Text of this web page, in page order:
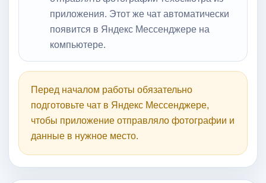
приложения. Этот же чат автоматически
появится в Яндекс Мессенджере на
компьютере.
Перед началом работы обязательно
подготовьте чат в Яндекс Мессенджере,
чтобы приложение отправляло фотографии и
данные в нужное место.